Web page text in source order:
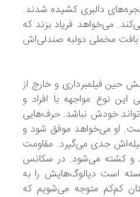
دالبری کشیده شدند.
می‌خواهد فریاد بزند که
مخملی دولبه صندلی‌اش
حین فیلمبرداری و خارج از
نوع مواجهه با افراد و
خودش نباشد. حرف‌هایی
او می‌خواهد موفق شود و
جدی می‌گیرد. مقاومت
و کشته می‌شود. در سکانس
است دیالوگ‌هایش را به
کم‌کم‌ متوجه می‌شویم که